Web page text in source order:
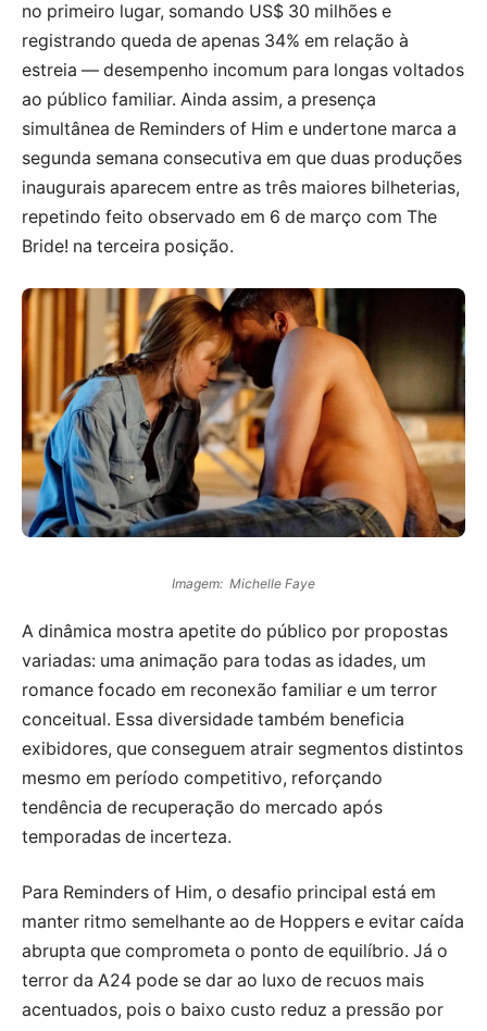
no primeiro lugar, somando US$ 30 milhões e
registrando queda de apenas 34% em relação à
estreia — desempenho incomum para longas voltados
ao público familiar. Ainda assim, a presença
simultânea de Reminders of Him e undertone marca a
segunda semana consecutiva em que duas produções
inaugurais aparecem entre as três maiores bilheterias,
repetindo feito observado em 6 de março com The
Bride! na terceira posição.
Imagem: Michelle Faye
A dinâmica mostra apetite do público por propostas
variadas: uma animação para todas as idades, um
romance focado em reconexão familiar e um terror
conceitual. Essa diversidade também beneficia
exibidores, que conseguem atrair segmentos distintos
mesmo em período competitivo, reforçando
tendência de recuperação do mercado após
temporadas de incerteza.
Para Reminders of Him, o desafio principal está em
manter ritmo semelhante ao de Hoppers e evitar caída
abrupta que comprometa o ponto de equilíbrio. Já o
terror da A24 pode se dar ao luxo de recuos mais
acentuados, pois o baixo custo reduz a pressão por